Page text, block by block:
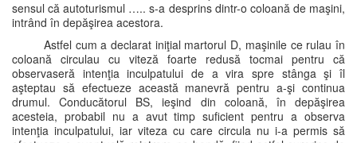
sensul că autoturismul ….. s-a desprins dintr-o coloană de maşini,
intrând în depăşirea acestora.
Astfel cum a declarat iniţial martorul D, maşinile ce rulau în
coloană circulau cu viteză foarte redusă tocmai pentru că
observaseră intenţia inculpatului de a vira spre stânga şi îl
aşteptau să efectueze această manevră pentru a-şi continua
drumul. Conducătorul BS, ieşind din coloană, în depăşirea
acesteia, probabil nu a avut timp suficient pentru a observa
intenţia inculpatului, iar viteza cu care circula nu i-a permis să